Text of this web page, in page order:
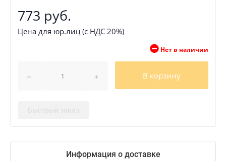
773 руб.
Цена для юр.лиц (с НДС 20%)
Нет в наличии
В корзину
Информация о доставке